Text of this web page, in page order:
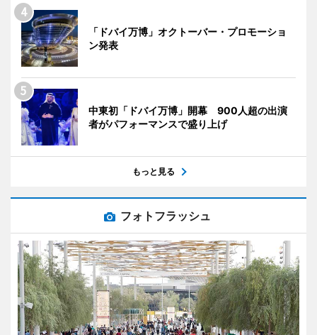
「ドバイ万博」オクトーバー・プロモーショ
ン発表
中東初「ドバイ万博」開幕 900人超の出演
者がパフォーマンスで盛り上げ
もっと見る
フォトフラッシュ